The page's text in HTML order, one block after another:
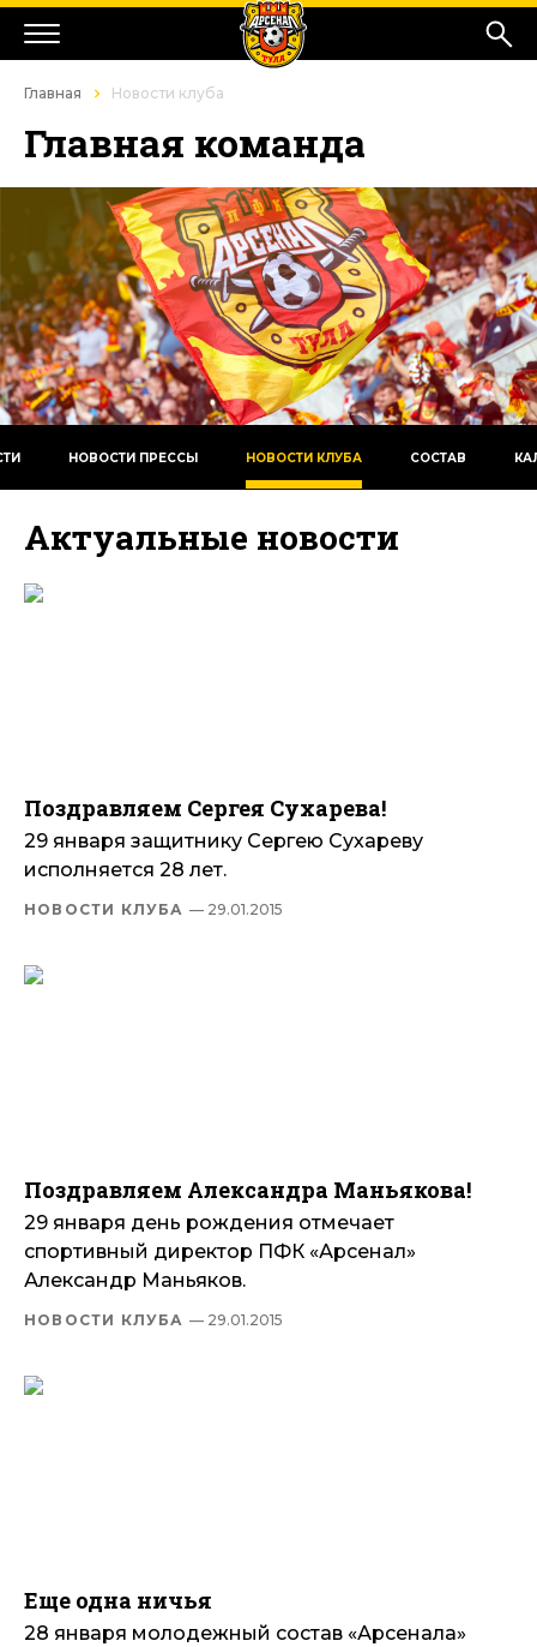
Главная Новости клуба
Главная команда
НОВОСТИ ПРЕССЫ НОВОСТИ КЛУБА СОСТАВ
Актуальные новости
Поздравляем Сергея Сухарева!
29 января защитнику Сергею Сухареву
исполняется 28 лет.
НОВОСТИ КЛУБА — 29.01.2015
Поздравляем Александра Маньякова!
29 января день рождения отмечает
спортивный директор ПФК «Арсенал»
Александр Маньяков.
НОВОСТИ КЛУБА — 29.01.2015
Еще одна ничья
28 января молодежный состав «Арсенала»